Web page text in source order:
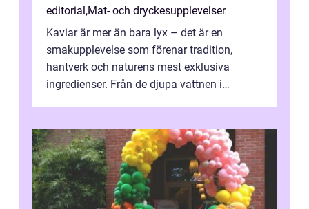
editorial,Mat- och dryckesupplevelser
Kaviar är mer än bara lyx – det är en
smakupplevelse som förenar tradition,
hantverk och naturens mest exklusiva
ingredienser. Från de djupa vattnen i